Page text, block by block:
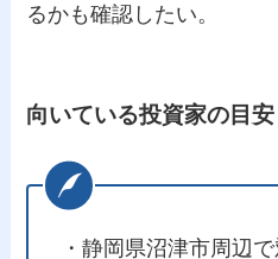
るかも確認したい。
向いている投資家の目安
・静岡県沼津市周辺